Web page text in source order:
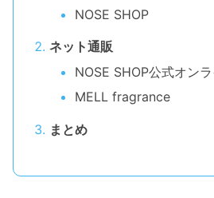
NOSE SHOP
ネット通販
NOSE SHOP公式オン
MELL fragrance
まとめ